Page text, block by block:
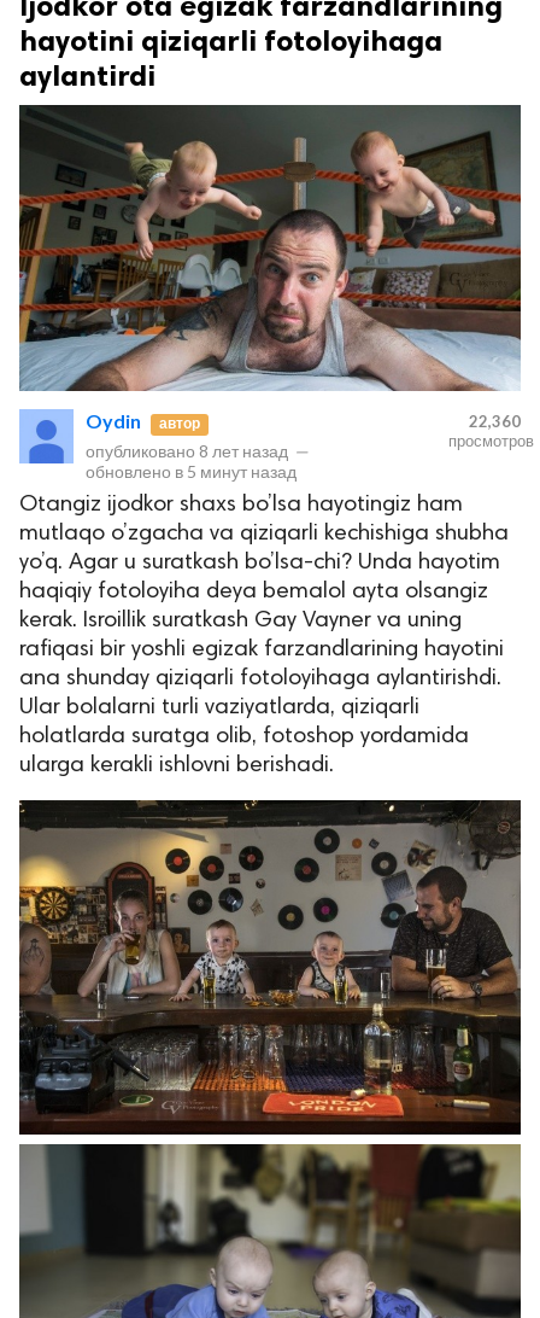
hayotini qiziqarli fotoloyihaga
aylantirdi
Oydin автор
опубликовано 8 лет назад —
обновлено в 5 минут назад
22,360
просмотров
Otangiz ijodkor shaxs bo’lsa hayotingiz ham
mutlaqo o’zgacha va qiziqarli kechishiga shubha
yo’q. Agar u suratkash bo’lsa-chi? Unda hayotim
haqiqiy fotoloyiha deya bemalol ayta olsangiz
kerak. Isroillik suratkash Gay Vayner va uning
rafiqasi bir yoshli egizak farzandlarining hayotini
ana shunday qiziqarli fotoloyihaga aylantirishdi.
Ular bolalarni turli vaziyatlarda, qiziqarli
holatlarda suratga olib, fotoshop yordamida
ularga kerakli ishlovni berishadi.